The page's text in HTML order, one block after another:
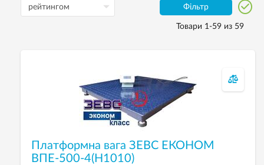
Фільтр
Товари 1-59 из 59
Платформна вага ЗЕВС ЕКОНОМ
ВПЕ-500-4(H1010)